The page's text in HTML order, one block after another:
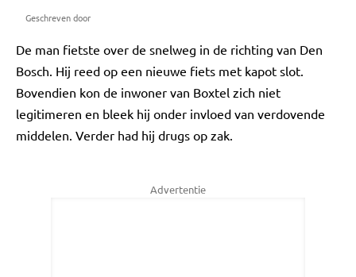
Geschreven door
De man fietste over de snelweg in de richting van Den
Bosch. Hij reed op een nieuwe fiets met kapot slot.
Bovendien kon de inwoner van Boxtel zich niet
legitimeren en bleek hij onder invloed van verdovende
middelen. Verder had hij drugs op zak.
Advertentie